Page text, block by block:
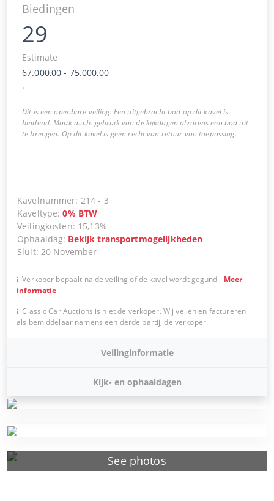
See photos
Biedingen
29
Estimate
67.000,00 - 75.000,00
.
Dit is een openbare veiling. Een uitgebracht bod op dit kavel is
bindend. Maak a.u.b. gebruik van de kijkdagen alvorens een bod uit
te brengen. Op dit kavel is geen recht van retour van toepassing.
Kavelnummer: 214 - 3
Kaveltype:0% BTW
Veilingkosten: 15,13%
Ophaaldag: Bekijk transportmogelijkheden
Sluit: 20 November
Verkoper bepaalt na de veiling of de kavel wordt gegund - Meer
informatie
Classic Car Auctions is niet de verkoper. Wij veilen en factureren
als bemiddelaar namens een derde partij, de verkoper.
Veilinginformatie
Kijk- en ophaaldagen